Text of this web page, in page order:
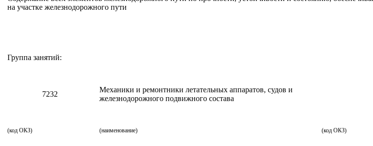
на участке железнодорожного пути
Группа занятий:
7232
Механики и ремонтники летательных аппаратов, судов и
железнодорожного подвижного состава
(код ОКЗ) (наименование) (код ОКЗ)